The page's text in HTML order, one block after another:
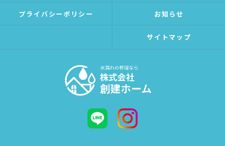
プライバシーポリシー お知らせ
サイトマップ